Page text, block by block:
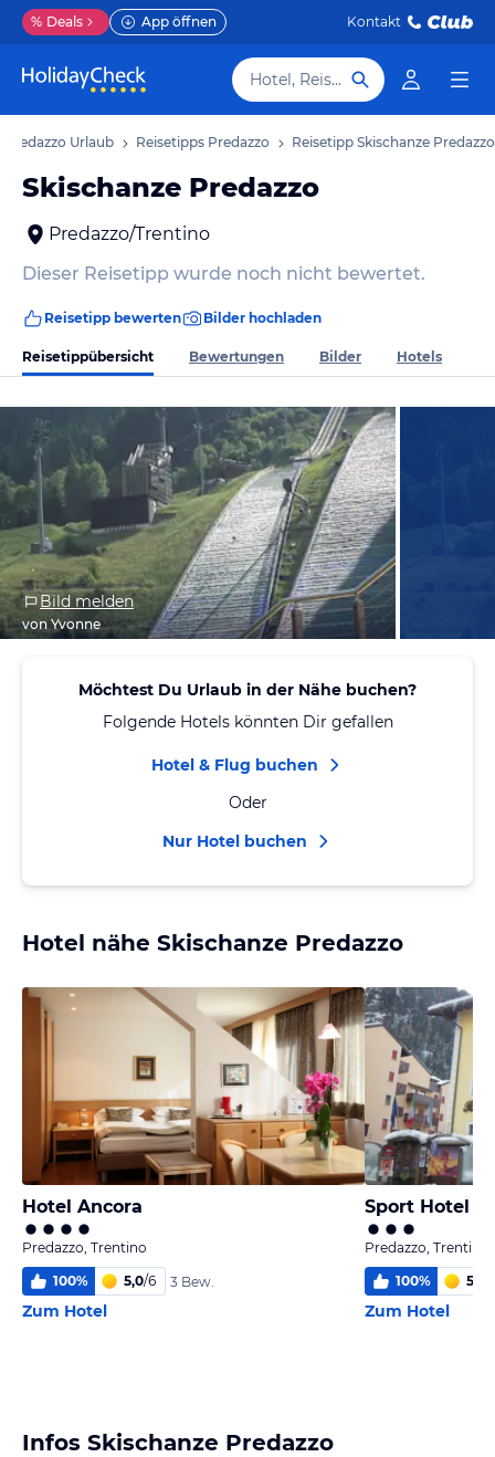
% Deals App öffnen Kontakt
Hotel, Reiseziel
Predazzo Urlaub Reisetipps Predazzo Reisetipp Skischanze Predazzo
Skischanze Predazzo
Predazzo/Trentino
Dieser Reisetipp wurde noch nicht bewertet.
Reisetipp bewerten Bilder hochladen
Reisetippübersicht Bewertungen Bilder Hotels
Bild melden
von Yvonne
Möchtest Du Urlaub in der Nähe buchen?
Folgende Hotels könnten Dir gefallen
Hotel & Flug buchen
Oder
Nur Hotel buchen
Hotel nähe Skischanze Predazzo
Hotel Ancora
Predazzo, Trentino
100% 5,0/6 3 Bew.
Zum Hotel
Sport Hotel
Predazzo, Trentino
100% 5,0
Zum Hotel
Infos Skischanze Predazzo